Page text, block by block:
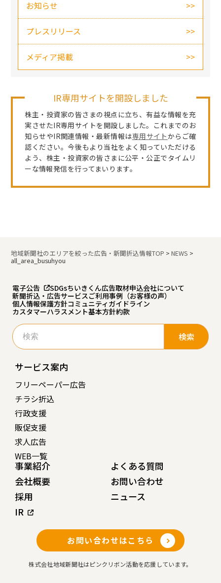
お知らせ
プレスリリース
メディア掲載
IR専用サイトを開設しました
株主・投資家の皆さまの視点に立ち、有益な情報を充
実させたIR専用サイトを開設しました。これまでのお
知らせやIR関連情報・最新情報は専用サイトからご確
認ください。今後もより当社をよく知っていただける
よう、株主・投資家の皆さまに公平・公正でタイムリ
ーな情報発信を行ってまいります。
地域新聞社のエリアを絞った広告・新聞折込情報TOP >NEWS >
all_area_busuhyou
電子公告 SDGsちいきくん広告取材申込会社について
新聞折込・広告サービスご利用事例（お客様の声）
個人情報保護方針コミュニティガイドライン
カスタマーハラスメント基本方針約款
検
索:
サービス案内
フリーペーパー広告
チラシ折込
行政支援
販促支援
求人広告
WEB一覧
事業紹介
会社概要
採用
IR
よくある質問
お問い合わせ
ニュース
お問い合わせはこちら
株式会社地域新聞社はピンクリボン活動を応援しています。